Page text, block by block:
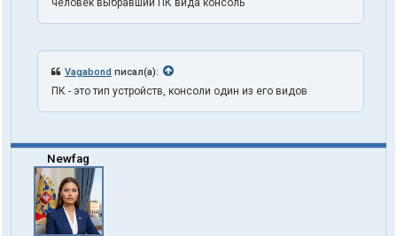
t
u
t
1
o
человек выбравший ПК вида консоль
Vagabond писал(а):
ПК - это тип устройств, консоли один из его видов
Newfag